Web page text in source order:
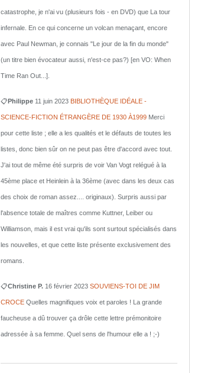
catastrophe, je n'ai vu (plusieurs fois - en DVD) que La tour
infernale. En ce qui concerne un volcan menaçant, encore
avec Paul Newman, je connais "Le jour de la fin du monde"
(un titre bien évocateur aussi, n'est-ce pas?) [en VO: When
Time Ran Out...].
📋Philippe 11 juin 2023 BIBLIOTHÈQUE IDÉALE -
SCIENCE-FICTION ÉTRANGÈRE DE 1930 À1999 Merci
pour cette liste ; elle a les qualités et le défauts de toutes les
listes, donc bien sûr on ne peut pas être d'accord avec tout.
J'ai tout de même été surpris de voir Van Vogt relégué à la
45ème place et Heinlein à la 36ème (avec dans les deux cas
des choix de roman assez.... originaux). Surpris aussi par
l'absence totale de maîtres comme Kuttner, Leiber ou
Williamson, mais il est vrai qu'ils sont surtout spécialisés dans
les nouvelles, et que cette liste présente exclusivement des
romans.
📋Christine P. 16 février 2023 SOUVIENS-TOI DE JIM
CROCE Quelles magnifiques voix et paroles ! La grande
faucheuse a dû trouver ça drôle cette lettre prémonitoire
adressée à sa femme. Quel sens de l'humour elle a ! ;-)